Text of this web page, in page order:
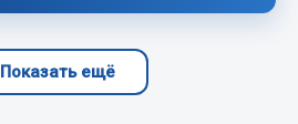
Показать ещё